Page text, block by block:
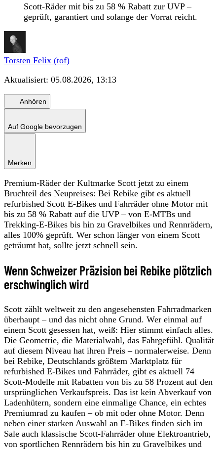
Scott-Räder mit bis zu 58 % Rabatt zur UVP –
geprüft, garantiert und solange der Vorrat reicht.
Torsten Felix (tof)
Aktualisiert: 05.08.2026, 13:13
Anhören
Auf Google bevorzugen
Merken
Premium-Räder der Kultmarke Scott jetzt zu einem
Bruchteil des Neupreises: Bei Rebike gibt es aktuell
refurbished Scott E-Bikes und Fahrräder ohne Motor mit
bis zu 58 % Rabatt auf die UVP – von E-MTBs und
Trekking-E-Bikes bis hin zu Gravelbikes und Rennrädern,
alles 100% geprüft. Wer schon länger von einem Scott
geträumt hat, sollte jetzt schnell sein.
Wenn Schweizer Präzision bei Rebike plötzlich
erschwinglich wird
Scott zählt weltweit zu den angesehensten Fahrradmarken
überhaupt – und das nicht ohne Grund. Wer einmal auf
einem Scott gesessen hat, weiß: Hier stimmt einfach alles.
Die Geometrie, die Materialwahl, das Fahrgefühl. Qualität
auf diesem Niveau hat ihren Preis – normalerweise. Denn
bei Rebike, Deutschlands größtem Marktplatz für
refurbished E-Bikes und Fahrräder, gibt es aktuell 74
Scott-Modelle mit Rabatten von bis zu 58 Prozent auf den
ursprünglichen Verkaufspreis. Das ist kein Abverkauf von
Ladenhütern, sondern eine einmalige Chance, ein echtes
Premiumrad zu kaufen – ob mit oder ohne Motor. Denn
neben einer starken Auswahl an E-Bikes finden sich im
Sale auch klassische Scott-Fahrräder ohne Elektroantrieb,
von sportlichen Rennrädern bis hin zu Gravelbikes und